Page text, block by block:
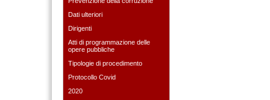
Dati ulteriori
Dirigenti
Atti di programmazione delle
opere pubbliche
Tipologie di procedimento
Protocollo Covid
2020